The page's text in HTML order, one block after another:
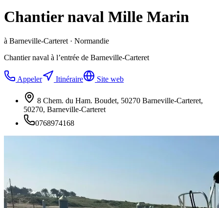
Chantier naval Mille Marin
à Barneville-Carteret · Normandie
Chantier naval à l’entrée de Barneville-Carteret
Appeler Itinéraire Site web
8 Chem. du Ham. Boudet, 50270 Barneville-Carteret,
50270, Barneville-Carteret
0768974168